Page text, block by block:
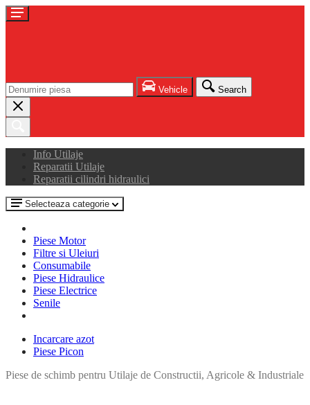
Vehicle Search
Info Utilaje
Reparatii Utilaje
Reparatii cilindri hidraulici
Selecteaza categorie
Piese Motor
Filtre si Uleiuri
Consumabile
Piese Hidraulice
Piese Electrice
Senile
Incarcare azot
Piese Picon
Piese de schimb pentru Utilaje de Constructii, Agricole & Industriale